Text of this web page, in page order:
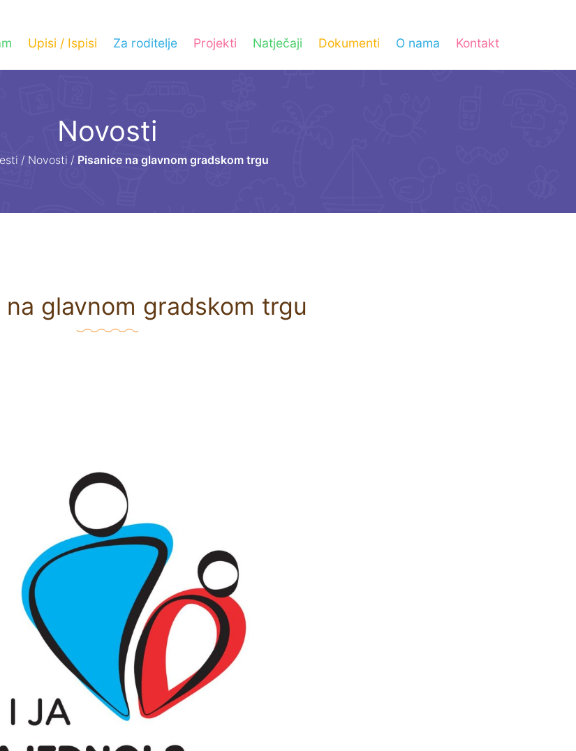
Upisi / Ispisi Za roditelje Projekti Natječaji Dokumenti O nama Kontakt
Novosti
/ Novosti / Pisanice na glavnom gradskom trgu
na glavnom gradskom trgu